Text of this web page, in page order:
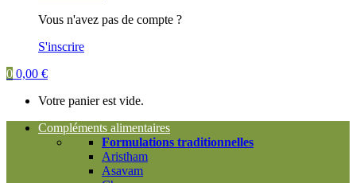
Vous n'avez pas de compte ?
S'inscrire
0 0,00 €
Votre panier est vide.
Compléments alimentaires
Formulations traditionnelles
Aristham
Asavam